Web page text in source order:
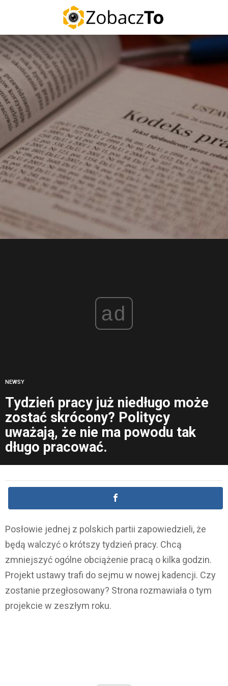
ad
NEWSY
Tydzień pracy już niedługo może
zostać skrócony? Politycy
uważają, że nie ma powodu tak
długo pracować.
Posłowie jednej z polskich partii zapowiedzieli, że
będą walczyć o krótszy tydzień pracy. Chcą
zmniejszyć ogólne obciążenie pracą o kilka godzin.
Projekt ustawy trafi do sejmu w nowej kadencji. Czy
zostanie przegłosowany? Strona rozmawiała o tym
projekcie w zeszłym roku.